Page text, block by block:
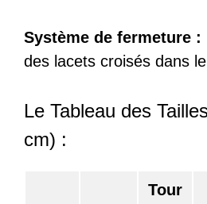
Système de fermeture :
des lacets croisés dans
Le Tableau des
cm) :
Tour